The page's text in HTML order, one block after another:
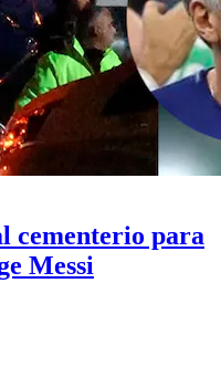
cementerio para
Messi